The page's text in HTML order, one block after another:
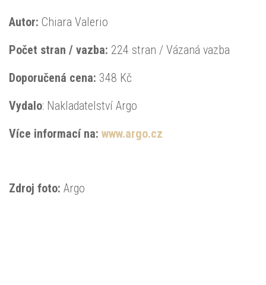
Autor: Chiara Valerio
Počet stran / vazba: 224 stran / Vázaná vazba
Doporučená cena: 348 Kč
Vydalo: Nakladatelství Argo
Více informací na: www.argo.cz
Zdroj foto: Argo